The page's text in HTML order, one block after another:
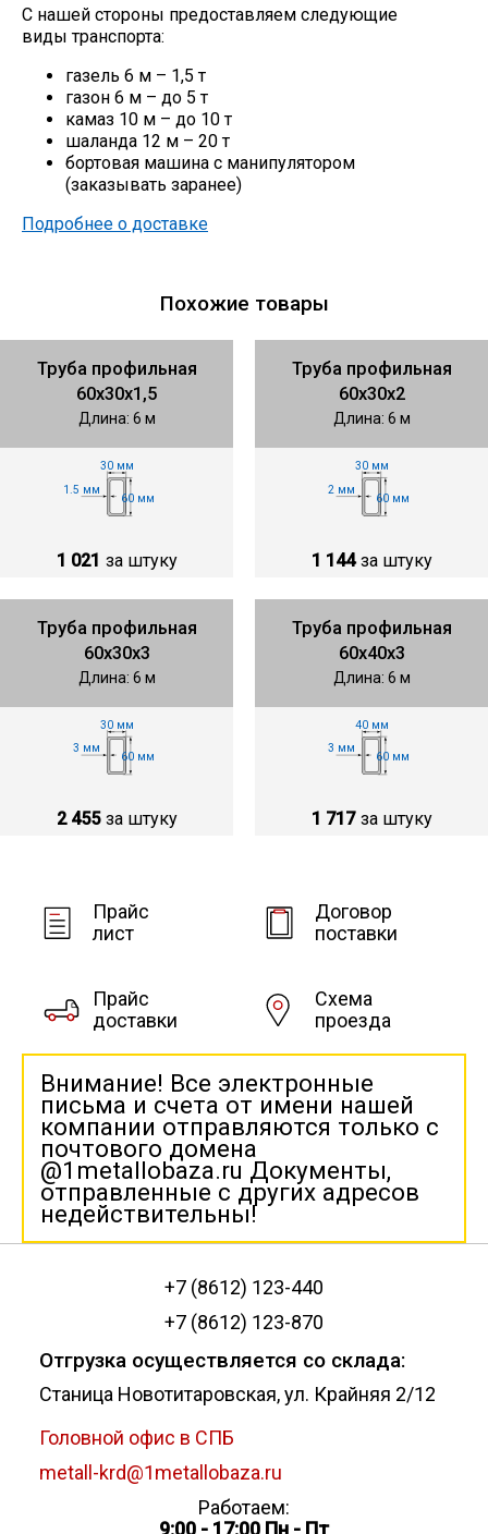
С нашей стороны предоставляем следующие
виды транспорта:
газель 6 м – 1,5 т
газон 6 м – до 5 т
камаз 10 м – до 10 т
шаланда 12 м – 20 т
бортовая машина с манипулятором
(заказывать заранее)
Подробнее о доставке
Похожие товары
Труба профильная
60х30х1,5
Длина: 6 м
1.5 мм
60 мм
30 мм
1 021 за штуку
Труба профильная
60х30х2
Длина: 6 м
2 мм
60 мм
30 мм
1 144 за штуку
Труба профильная
60х30х3
Длина: 6 м
3 мм
60 мм
30 мм
2 455 за штуку
Труба профильная
60х40х3
Длина: 6 м
3 мм
60 мм
40 мм
1 717 за штуку
Прайс
лист
Договор
поставки
Прайс
доставки
Схема
проезда
Внимание! Все электронные
письма и счета от имени нашей
компании отправляются только с
почтового домена
@1metallobaza.ru Документы,
отправленные с других адресов
недействительны!
+7 (8612) 123-440
+7 (8612) 123-870
Отгрузка осуществляется со склада:
Станица Новотитаровская, ул. Крайняя 2/12
Головной офис в СПБ
metall-krd@1metallobaza.ru
Работаем: